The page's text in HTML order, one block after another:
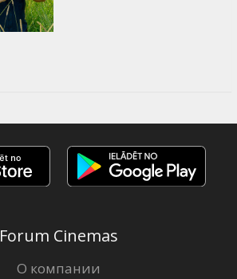
Forum Cinemas
О компании